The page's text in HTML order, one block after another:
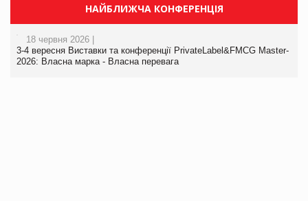
НАЙБЛИЖЧА КОНФЕРЕНЦІЯ
18 червня 2026 |
3-4 вересня Виставки та конференції PrivateLabel&FMCG Master-
2026: Власна марка - Власна перевага